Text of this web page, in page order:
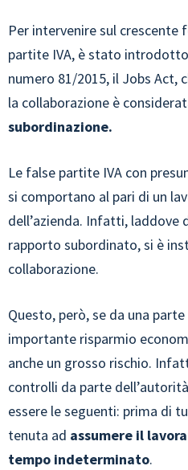
Per intervenire sul crescente
partite IVA, è stato
numero 81/2015, il Jobs Act,
la collaborazione è
subordinazione.
Le false partite IVA con
si comportano al pari di un
dell’azienda. Infatti, laddove
rapporto subordinato, si è
collaborazione.
Questo, però, se da una
importante risparmio
anche un grosso rischio.
controlli da parte
essere le seguenti: prima di
tenuta ad assumere il
tempo indeterminato.